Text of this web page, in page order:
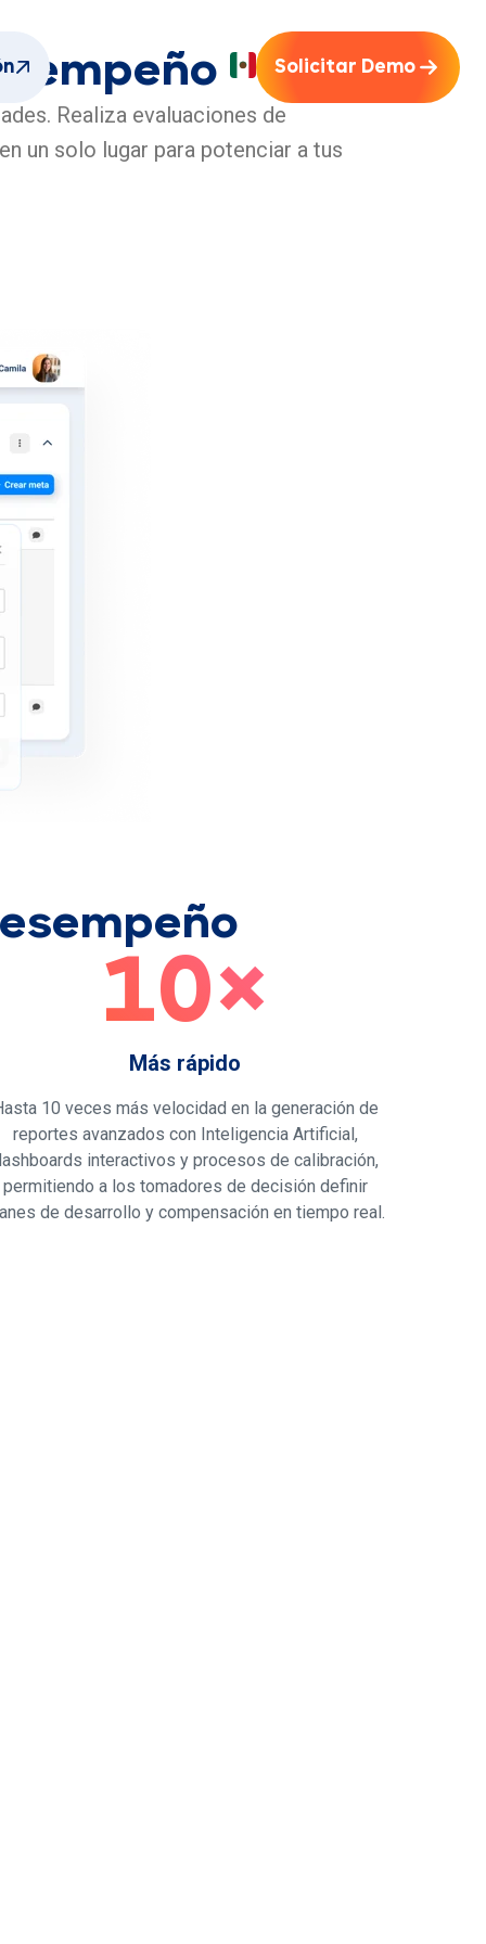
Solicitar Demo
Realiza evaluaciones de
un solo lugar para potenciar a tus
10×
Más rápido
10 veces más velocidad en la generación de
reportes avanzados con Inteligencia Artificial,
interactivos y procesos de calibración,
permitiendo a los tomadores de decisión definir
de desarrollo y compensación en tiempo real.